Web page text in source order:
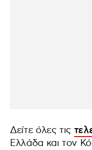
Δείτε όλες τις
Ελλάδα και τον